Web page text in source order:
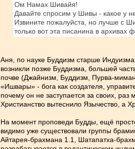
Ом Намах Шивайя!
Давайте спросим у Шивы - какое у
Извините пожалуйста, но лучше с
только вот эта писанина в
Аня, по науке Буддизм старше
возникли позже Буддизма, большей
почве (Джайнизм, Буддизм, Пурва-
«Ишвары» - бога как создателя,
почему он не заступается за своих,
Христианство вытеснило Язычество, а
На момент проповеди Будды, ещё
видимо уже существовали группы
Айтарея-брахмана 1.1, Шатапатха-